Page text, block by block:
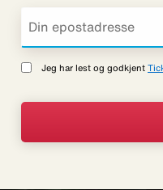
Jeg har lest og godkjent